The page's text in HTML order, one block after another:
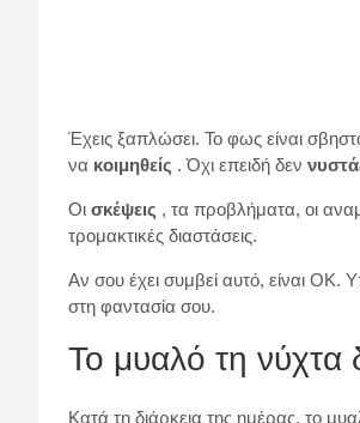
Έχεις ξαπλώσει. Το φως είναι
να κοιμηθείς . Όχι επειδή δεν
Οι σκέψεις , τα προβλήματα, οι
τρομακτικές διαστάσεις.
Αν σου έχει συμβεί αυτό, είναι OK.
στη φαντασία σου.
Το μυαλό τη νύχτα
Κατά τη διάρκεια της ημέρας, το